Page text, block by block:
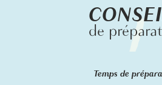
de
Temps de